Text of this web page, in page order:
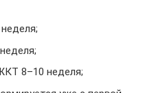
8–10 неделя;